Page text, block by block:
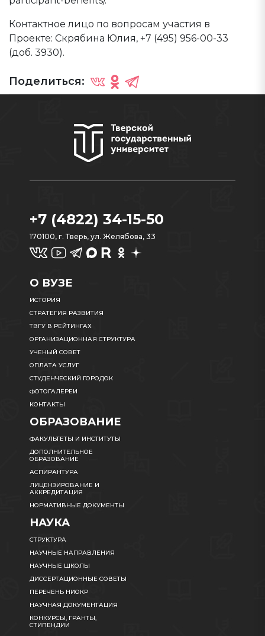
Контактное лицо по вопросам участия в
Проекте: Скрябина Юлия, +7 (495) 956-00-33
(доб. 3930).
Поделиться:
+7 (4822) 34-15-50
170100, г. Тверь, ул. Желябова, 33
О ВУЗЕ
ИСТОРИЯ
СТРАТЕГИЯ РАЗВИТИЯ
ТВГУ В РЕЙТИНГАХ
ОРГАНИЗАЦИОННАЯ СТРУКТУРА
УЧЕНЫЙ СОВЕТ
ОПЛАТА УСЛУГ
СТУДЕНЧЕСКИЙ ГОРОДОК
ФОТОГАЛЕРЕИ
КОНТАКТЫ
ОБРАЗОВАНИЕ
ФАКУЛЬТЕТЫ И ИНСТИТУТЫ
ДОПОЛНИТЕЛЬНОЕ
ОБРАЗОВАНИЕ
АСПИРАНТУРА
ЛИЦЕНЗИРОВАНИЕ И
АККРЕДИТАЦИЯ
НОРМАТИВНЫЕ ДОКУМЕНТЫ
НАУКА
СТРУКТУРА
НАУЧНЫЕ НАПРАВЛЕНИЯ
НАУЧНЫЕ ШКОЛЫ
ДИССЕРТАЦИОННЫЕ СОВЕТЫ
ПЕРЕЧЕНЬ НИОКР
НАУЧНАЯ ДОКУМЕНТАЦИЯ
КОНКУРСЫ, ГРАНТЫ,
СТИПЕНДИИ